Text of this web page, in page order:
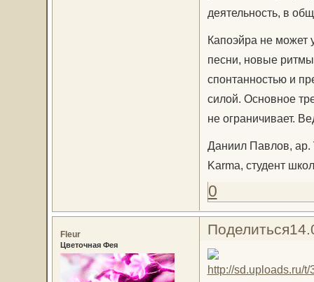
деятельность, в
Капоэйра не может
песни, новые
спонтанностью и
силой. Основное
не ограничивает.
Даниил Павлов, ap.
Karma, студент
0
Поделиться
Fleur
Цветочная Фея